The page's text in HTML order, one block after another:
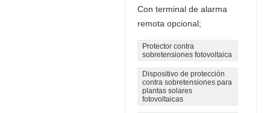
Con terminal de alarma
remota opcional;
Protector contra
sobretensiones fotovoltaica
Dispositivo de protección
contra sobretensiones para
plantas solares
fotovoltaicas